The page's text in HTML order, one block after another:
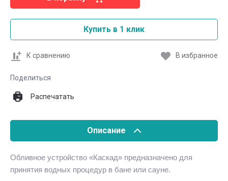
Купить в 1 клик
К сравнению В избранное
Поделиться
Распечатать
Описание
Обливное устройство «Каскад» предназначено для
принятия водных процедур в бане или сауне.